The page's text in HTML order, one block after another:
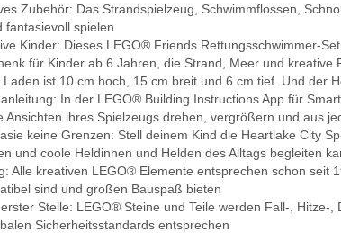
Zubehör: Das Strandspielzeug, Schwimmflossen,
fantasievoll spielen
Kinder: Dieses LEGO® Friends Rettungsschwimmer-
für Kinder ab 6 Jahren, die Strand, Meer und kreative
Laden ist 10 cm hoch, 15 cm breit und 6 cm tief. Und der
In der LEGO® Building Instructions App für
Ansichten ihres Spielzeugs drehen, vergrößern und aus
keine Grenzen: Stell deinem Kind die Heartlake City
und coole Heldinnen und Helden des Alltags begleiten
Alle kreativen LEGO® Elemente entsprechen schon seit
sind und großen Bauspaß bieten
Stelle: LEGO® Steine und Teile werden Fall-, Hitze-
Sicherheitsstandards entsprechen